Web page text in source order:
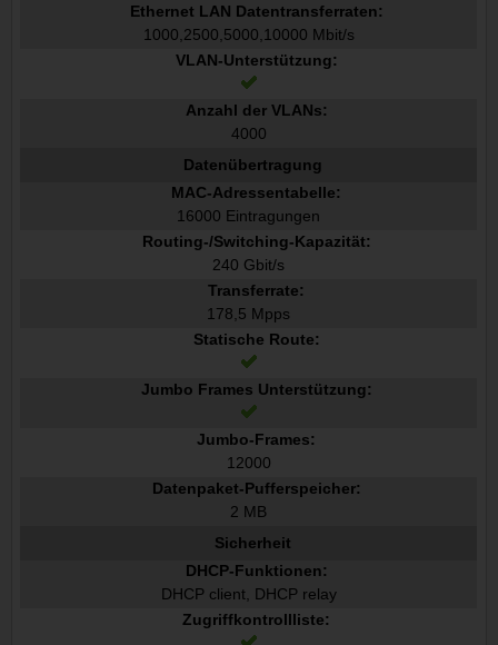
Ethernet LAN Datentransferraten:
1000,2500,5000,10000 Mbit/s
VLAN-Unterstützung:
Anzahl der VLANs:
4000
Datenübertragung
MAC-Adressentabelle:
16000 Eintragungen
Routing-/Switching-Kapazität:
240 Gbit/s
Transferrate:
178,5 Mpps
Statische Route:
Jumbo Frames Unterstützung:
Jumbo-Frames:
12000
Datenpaket-Pufferspeicher:
2 MB
Sicherheit
DHCP-Funktionen:
DHCP client, DHCP relay
Zugriffkontrollliste: